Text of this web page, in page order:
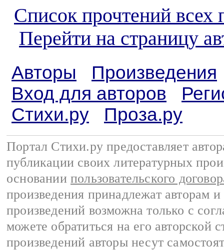
Список прочтений всех
Перейти на страницу
Авторы
Произведения
Вход для авторов
Стихи.ру
Проза.ру
Портал Стихи.ру предоставляет
публикации своих литературных
основании пользовательского
произведения принадлежат авторам
произведений возможна только с
можете обратиться на его авторской
произведений авторы несут